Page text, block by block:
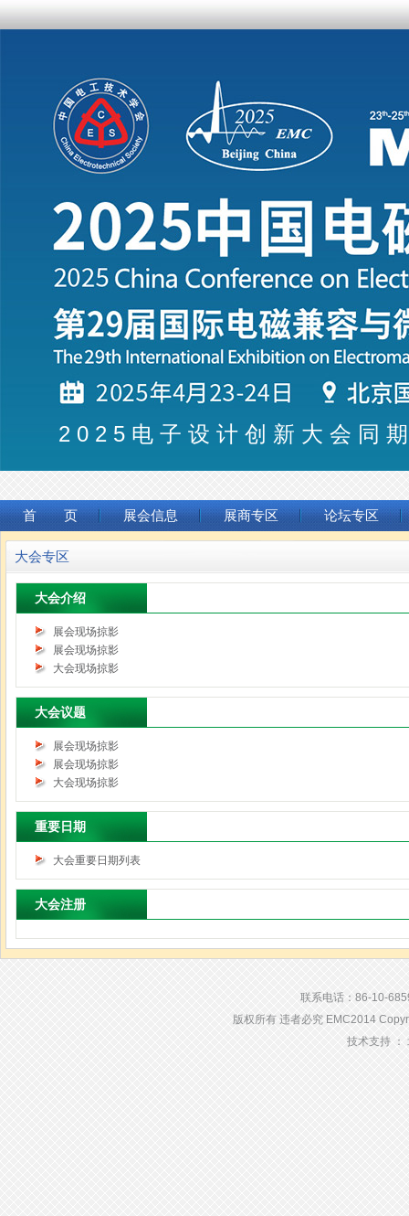
2025电子设计创新大会同
首 页 展会信息 展商专区 论坛专区
大会专区
大会介绍
展会现场掠影
展会现场掠影
大会现场掠影
大会议题
展会现场掠影
展会现场掠影
大会现场掠影
重要日期
大会重要日期列表
大会注册
联系电话：86-10-
版权所有 违者必究 EMC2014
技术支持 ：